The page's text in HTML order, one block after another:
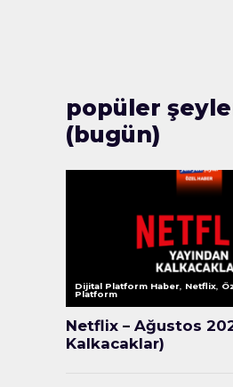
popüler
(bugün)